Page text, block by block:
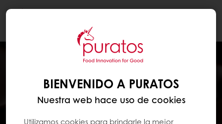
BIENVENIDO A PURATOS
Nuestra web hace uso de cookies
Utilizamos cookies para brindarle la mejor